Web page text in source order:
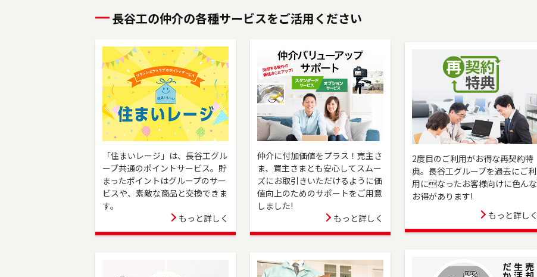
にどうぞ！
2025-04-01
本社営業センター新宿チームを開設しました。新宿区でお住まいのご売却、 ご購入をご検討の方
は、是非ご相談ください。 フリーダイアル（0120-106-875）よりお気軽にどうぞ！
2025-03-31
この度、東戸塚店は3月31日をもって閉店する運びとなりました。横浜市保土ケ谷区、旭区のお問
い合わせは横浜センター（0120-875-458）へ・戸塚区、瀬谷区、泉区のお問い合わせは湘南営業
センター（0120-875-051）へご連絡ください。これまでのご支援に深く感謝申し上げます。
2024-04-05
千葉店を移転しました。千葉市（中央区・花見川区・稲毛区・若葉区・緑区・美浜区）、佐倉市、
四街道市でお住まいのご売却、ご購入をご検討の方は、是非ご相談ください。フリーダイアル
（0120-8750-86）よりお気軽にどうぞ！
2024-04-01
おおたかの森店オープン！不動産の売却も購入も、長谷工の仲介にお任せください！ 豊富な実績と
市場分析で最適な売却戦略を提供し、理想の物件購入もサポートします。安心のサポートで、スム
ーズな取引を実現します。
上大岡店をオープンしました。横浜市金沢区、港南区・南区・磯子区（一部）、横須賀市、三浦市
川崎店を移転しました。川崎市（川崎区・幸区）、横浜市（鶴見区・港北区）でお住まいのご売
長谷工の仲介の各種サービスをご活用ください
「住まいレージ」は、長谷工グル
ープ共通のポイントサービス。貯
まったポイントはグループのサー
ビスや、素敵な商品と交換できま
す。
もっと詳しく
仲介に付加価値をプラス！売主さ
ま、買主さまとも安心してスムー
ズにお取引きいただけるように価
値向上のためのサポートをご用意
しました!
もっと詳しく
2度目のご利用がお得な再契約特
典。長谷工グループを過去にご利
用になったお客様向けに色んな
お得があります!
もっと詳しく